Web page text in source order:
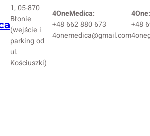
1, 05-870
Błonie
(wejście i
parking od
ul.
Kościuszki)
4OneMedica:
+48 662 880 673
4onemedica@gmail.com
4One:
+48